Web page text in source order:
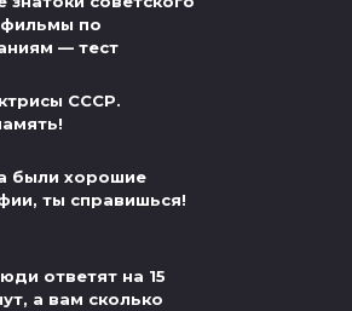
фильмы по
— тест
СССР.
были хорошие
ты справишься!
ответят на 15
а вам сколько